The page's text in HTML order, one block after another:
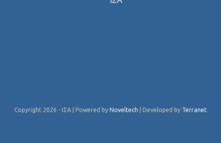
Copyright 2026 - ΙΣΑ | Powered by Noveltech | Developed by Terranet